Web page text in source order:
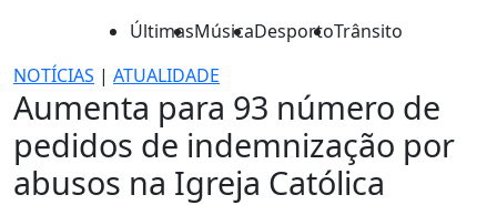
ÚltimasMúsicaDesportoTrânsito
NOTÍCIAS | ATUALIDADE
Aumenta para 93 número de
pedidos de indemnização por
abusos na Igreja Católica